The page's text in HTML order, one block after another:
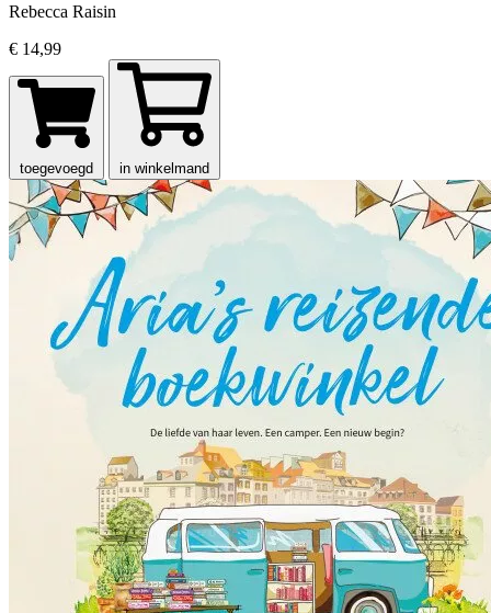
Rebecca Raisin
€ 14,99
toegevoegd in winkelmand